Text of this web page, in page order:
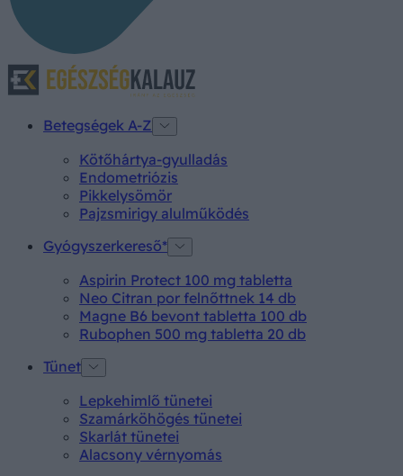
Betegségek A-Z
Kötőhártya-gyulladás
Endometriózis
Pikkelysömör
Pajzsmirigy alulműködés
Gyógyszerkereső*
Aspirin Protect 100 mg tabletta
Neo Citran por felnőttnek 14 db
Magne B6 bevont tabletta 100 db
Rubophen 500 mg tabletta 20 db
Tünet
Lepkehimlő tünetei
Szamárköhögés tünetei
Skarlát tünetei
Alacsony vérnyomás